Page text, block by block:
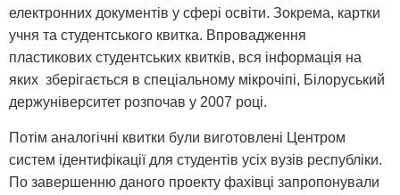
електронних документів у сфері освіти. Зокрема, картки
учня та студентського квитка. Впровадження
пластикових студентських квитків, вся інформація на
яких зберігається в спеціальному мікрочіпі, Білоруський
держуніверситет розпочав у 2007 році.
Потім аналогічні квитки були виготовлені Центром
систем ідентифікації для студентів усіх вузів республіки.
По завершенню даного проекту фахівці запропонували